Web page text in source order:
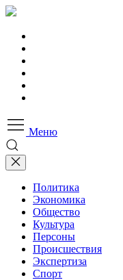
Меню
Политика
Экономика
Общество
Культура
Персоны
Происшествия
Экспертиза
Спорт